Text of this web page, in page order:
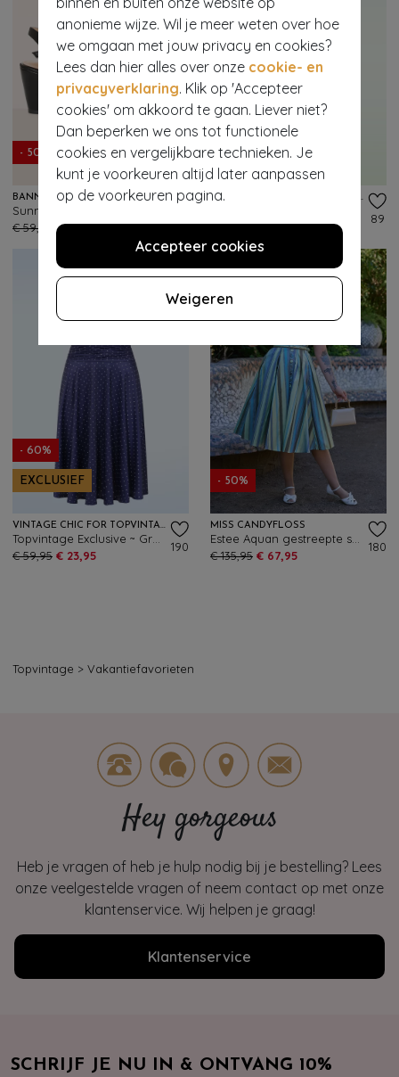
anonieme wijze. Wil je meer weten over hoe
we omgaan met jouw privacy en cookies?
Lees dan hier alles over onze cookie- en
privacyverklaring. Klik op 'Accepteer
cookies' om akkoord te gaan. Liever niet?
Dan beperken we ons tot functionele
cookies en vergelijkbare technieken. Je
kunt je voorkeuren altijd later aanpassen
op de voorkeuren pagina.
Accepteer cookies
Weigeren
- 50%
BANNED RETRO
€ 59,95
€ 29,95
- 61%
EXCLUSIEF
VINTAGE CHIC FOR TOPVINTAGE
€ 75,95 € 29,95
89
- 60%
EXCLUSIEF
VINTAGE CHIC FOR TOPVINTAGE
€ 59,95 € 23,95
190
- 50%
MISS CANDYFLOSS
€ 135,95 € 67,95
180
Topvintage > Vakantiefavorieten
Hey gorgeous
Heb je vragen of heb je hulp nodig bij je bestelling? Lees
onze veelgestelde vragen of neem contact op met onze
klantenservice. Wij helpen je graag!
Klantenservice
SCHRIJF JE NU IN & ONTVANG 10%